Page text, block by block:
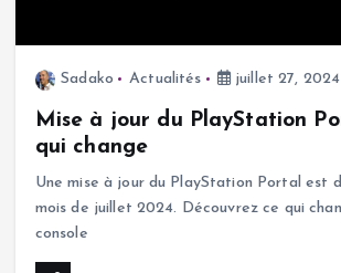
Sadako Actualités juillet 27, 2024
Mise à jour du PlayStation
qui change
Une mise à jour du PlayStation Portal est
mois de juillet 2024. Découvrez ce qui
console